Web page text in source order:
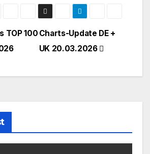
Charts-Update DE +
UK 20.03.2026
TOP 100